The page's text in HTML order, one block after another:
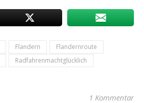
Flandern
Flandernroute
Radfahrenmachtglücklich
1 Kommentar